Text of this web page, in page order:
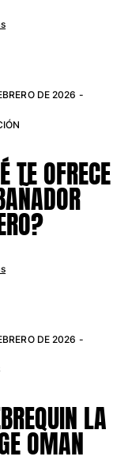
DE 2026 -
TE OFRECE
DE 2026 -
LA
OMAN